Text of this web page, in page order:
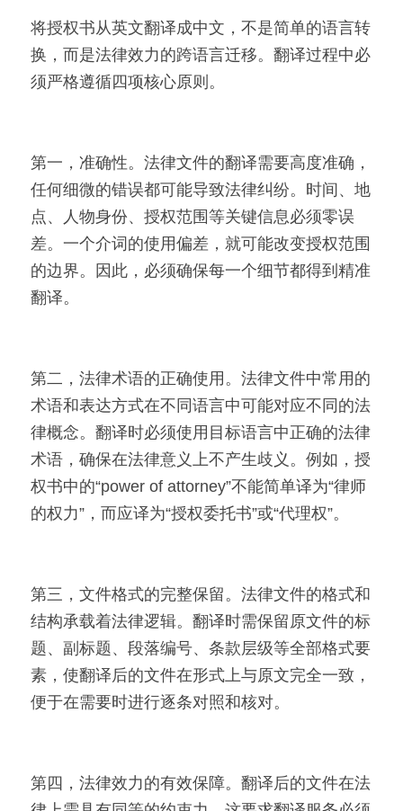
将授权书从英文翻译成中文，不是简单的语言转
换，而是法律效力的跨语言迁移。翻译过程中必
须严格遵循四项核心原则。
第一，准确性。法律文件的翻译需要高度准确，
任何细微的错误都可能导致法律纠纷。时间、地
点、人物身份、授权范围等关键信息必须零误
差。一个介词的使用偏差，就可能改变授权范围
的边界。因此，必须确保每一个细节都得到精准
翻译。
第二，法律术语的正确使用。法律文件中常用的
术语和表达方式在不同语言中可能对应不同的法
律概念。翻译时必须使用目标语言中正确的法律
术语，确保在法律意义上不产生歧义。例如，授
权书中的“power of attorney”不能简单译为“律师
的权力”，而应译为“授权委托书”或“代理权”。
第三，文件格式的完整保留。法律文件的格式和
结构承载着法律逻辑。翻译时需保留原文件的标
题、副标题、段落编号、条款层级等全部格式要
素，使翻译后的文件在形式上与原文完全一致，
便于在需要时进行逐条对照和核对。
第四，法律效力的有效保障。翻译后的文件在法